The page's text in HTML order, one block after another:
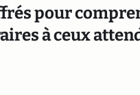
pour
à ceux